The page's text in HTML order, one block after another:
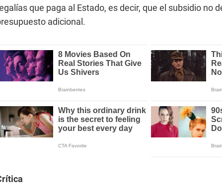
que paga al Estado, es decir, que el subsidio no
adicional.